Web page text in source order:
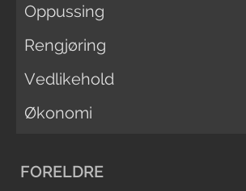
Oppussing
Rengjøring
Vedlikehold
Økonomi
FORELDRE